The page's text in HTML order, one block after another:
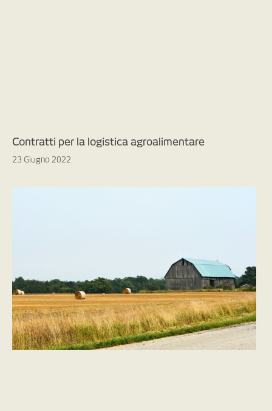
Contratti per la logistica agroalimentare
23 Giugno 2022